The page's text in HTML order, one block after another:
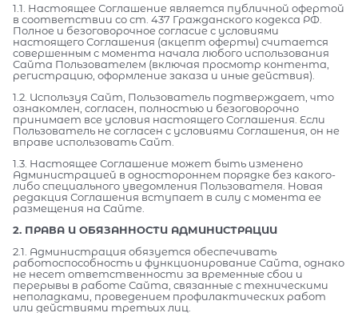
1.1. Настоящее Соглашение является публичной офертой
в соответствии со ст. 437 Гражданского кодекса РФ.
Полное и безоговорочное согласие с условиями
настоящего Соглашения (акцепт оферты) считается
совершенным с момента начала любого использования
Сайта Пользователем (включая просмотр контента,
регистрацию, оформление заказа и иные действия).
1.2. Используя Сайт, Пользователь подтверждает, что
ознакомлен, согласен, полностью и безоговорочно
принимает все условия настоящего Соглашения. Если
Пользователь не согласен с условиями Соглашения, он не
вправе использовать Сайт.
1.3. Настоящее Соглашение может быть изменено
Администрацией в одностороннем порядке без какого-
либо специального уведомления Пользователя. Новая
редакция Соглашения вступает в силу с момента ее
размещения на Сайте.
2. ПРАВА И ОБЯЗАННОСТИ АДМИНИСТРАЦИИ
2.1. Администрация обязуется обеспечивать
работоспособность и функционирование Сайта, однако
не несет ответственности за временные сбои и
перерывы в работе Сайта, связанные с техническими
неполадками, проведением профилактических работ
или действиями третьих лиц.